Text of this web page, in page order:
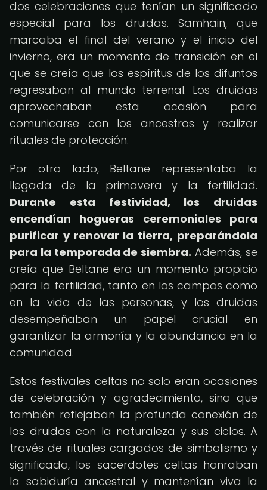
dos celebraciones que tenían un significado
especial para los druidas. Samhain, que
marcaba el final del verano y el inicio del
invierno, era un momento de transición en el
que se creía que los espíritus de los difuntos
regresaban al mundo terrenal. Los druidas
aprovechaban esta ocasión para
comunicarse con los ancestros y realizar
rituales de protección.
Por otro lado, Beltane representaba la
llegada de la primavera y la fertilidad.
Durante esta festividad, los druidas
encendían hogueras ceremoniales para
purificar y renovar la tierra, preparándola
para la temporada de siembra. Además, se
creía que Beltane era un momento propicio
para la fertilidad, tanto en los campos como
en la vida de las personas, y los druidas
desempeñaban un papel crucial en
garantizar la armonía y la abundancia en la
comunidad.
Estos festivales celtas no solo eran ocasiones
de celebración y agradecimiento, sino que
también reflejaban la profunda conexión de
los druidas con la naturaleza y sus ciclos. A
través de rituales cargados de simbolismo y
significado, los sacerdotes celtas honraban
la sabiduría ancestral y mantenían viva la